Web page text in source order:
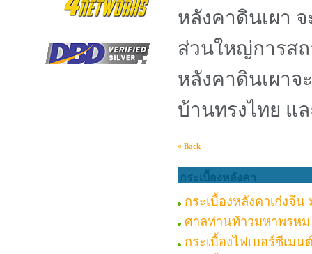
หลังคาดินเผา
ส่วนใหญ่การสถ
หลังคาดินเผาจ
บ้านทรงไทย แ
« Back
กระเบื้องหลังคา
กระเบื้องหลังคาเก๋งจี
ศาลท่านท้าวมหาพรหม
กระเบื้องไฟเบอร์ซีเมน